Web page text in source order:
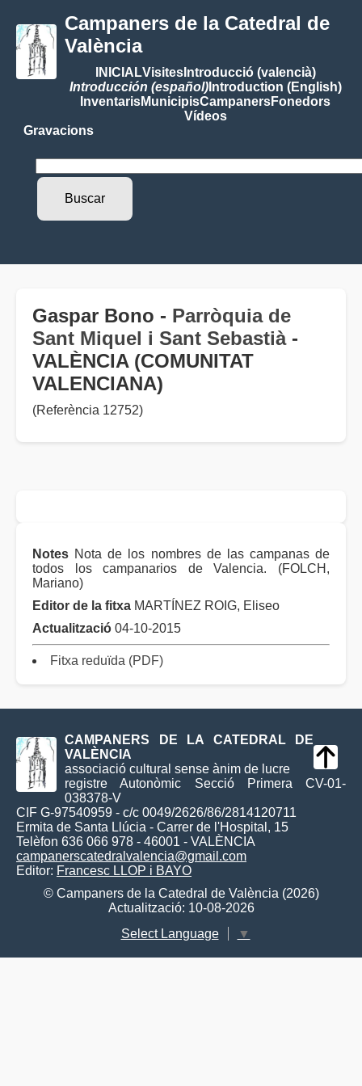
Campaners de la Catedral de
València
INICIALVisitesIntroducció (valencià)
Introducción (español)Introduction (English)
InventarisMunicipisCampanersFonedors
Vídeos
Gravacions
Gaspar Bono - Parròquia de
Sant Miquel i Sant Sebastià-
VALÈNCIA (COMUNITAT
VALENCIANA)
(Referència 12752)
Notes Nota de los nombres de las campanas de
todos los campanarios de Valencia. (FOLCH,
Mariano)
Editor de la fitxa MARTÍNEZ ROIG, Eliseo
Actualització 04-10-2015
Fitxa reduïda (PDF)
CAMPANERS DE LA CATEDRAL DE
VALÈNCIA
associació cultural sense ànim de lucre
registre Autonòmic Secció Primera CV-01-
038378-V
CIF G-97540959 - c/c 0049/2626/86/2814120711
Ermita de Santa Llúcia - Carrer de l'Hospital, 15
Telèfon 636 066 978 - 46001 - VALÈNCIA
campanerscatedralvalencia@gmail.com
Editor: Francesc LLOP i BAYO
© Campaners de la Catedral de València (2026)
Actualització: 10-08-2026
Select Language
▼